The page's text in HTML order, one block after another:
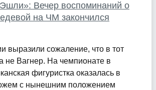
Вечер воспоминаний о
на ЧМ закончился
выразили сожаление, что в тот
не Вагнер. На чемпионате в
фигуристка оказалась в
с нынешним положением